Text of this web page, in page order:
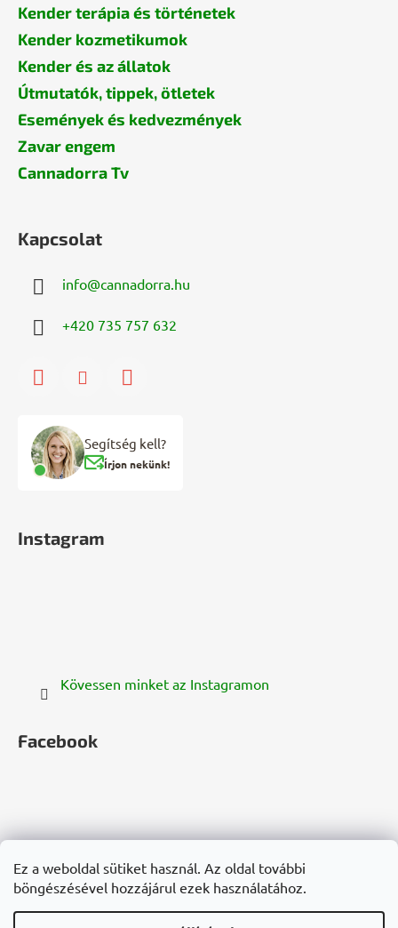
Ez a weboldal sütiket használ. Az oldal további
böngészésével hozzájárul ezek használatához.
Kender terápia és történetek
Kender kozmetikumok
Kender és az állatok
Útmutatók, tippek, ötletek
Események és kedvezmények
Zavar engem
Cannadorra Tv
Kapcsolat
info@cannadorra.hu
+420 735 757 632
Segítség kell?
Írjon nekünk!
Instagram
Kövessen minket az Instagramon
Facebook
zelenazeme.cz zelenazeme.sk cannadorra.com
hanf-gesundheit.de
cannadorra.fr cannadorra.it